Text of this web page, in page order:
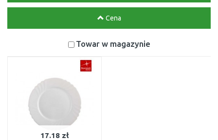
Cena
Towar w magazynie
17.18 zł